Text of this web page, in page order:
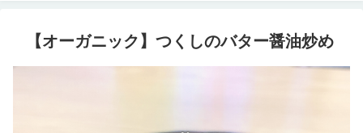
【オーガニック】つくしのバター醤油炒め